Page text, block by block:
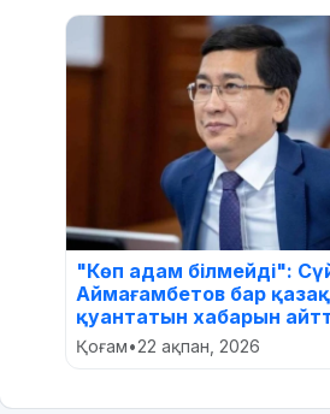
"Көп адам білмейді":
Аймағамбетов бар
қуантатын хабарын
Қоғам•22 ақпан, 2026